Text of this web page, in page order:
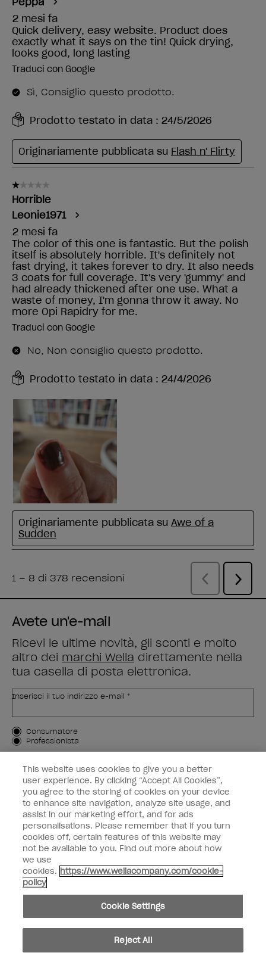
Avete un'e-mail
Ricevi le ultime novità, gli sconti e molto
altro dei marchi Wella direttamente nella
tua casella di posta elettronica.
Inserisci il tuo indirizzo e-mail *
Tipo di cliente
Consumatore
Professionista
ISCRIVIMI
Informazioni per i clienti
OPI & voi
instagramfacebook
Copyright 2026, Wella Operations US LLC. Tutti i diritti riservati.
This website uses cookies to give you a better
user experience. By clicking “Accept All Cookies”,
you agree to the storing of cookies on your device
to enhance site navigation, analyze site usage, and
assist in our marketing effort, and for ads
personalisations. Please remember that if you turn
cookies off, certain features of this website may
not be available to you. Find out more about how
we use
cookies. https://www.wellacompany.com/cookie-
policy
Cookie Settings
Reject All